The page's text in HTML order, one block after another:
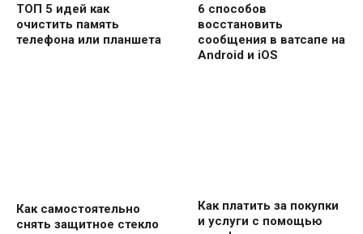
ТОП 5 идей как
очистить память
телефона или планшета
6 способов
восстановить
сообщения в ватсапе на
Android и iOS
Как самостоятельно
снять защитное стекло
Как платить за покупки
и услуги с помощью